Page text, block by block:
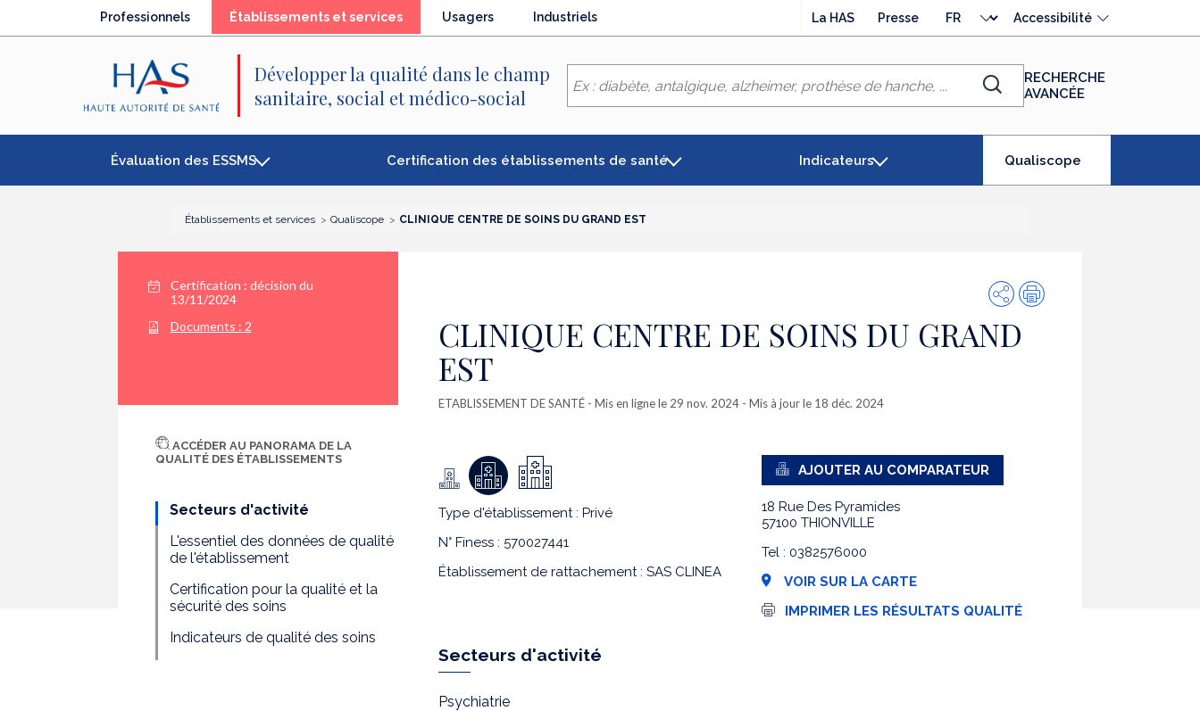
Professionnels Établissements et services(élémentUsagers Industriels La HAS Presse
langue
Accessibilité
Développer la qualité dans le champ
sanitaire, social et médico-social
Chercher
RECHERCHE
AVANCÉE
Évaluation des ESSMS Certification des établissements de santé Indicateurs Qualiscope(élément
Établissements et services Qualiscope CLINIQUE CENTRE DE SOINS DU GRAND EST
Certification : décision du
13/11/2024
Documents : 2
ACCÉDER AU PANORAMA DE LA
QUALITÉ DES ÉTABLISSEMENTS
Secteurs d'activité
L'essentiel des données de qualité
de l'établissement
Certification pour la qualité et la
sécurité des soins
Indicateurs de qualité des soins
PartagerImpression
CLINIQUE CENTRE DE SOINS DU GRAND
EST
ETABLISSEMENT DE SANTÉ - Mis en ligne le 29 nov. 2024 - Mis à jour le 18 déc. 2024
Type d'établissement : Privé
N° Finess : 570027441
Établissement de rattachement : SAS CLINEA
AJOUTER AU COMPARATEUR
18 Rue Des Pyramides
57100 THIONVILLE
Tel : 0382576000
VOIR SUR LA CARTE
I
IMPRIMER LES RÉSULTATS QUALITÉ
Secteurs d'activité
Psychiatrie